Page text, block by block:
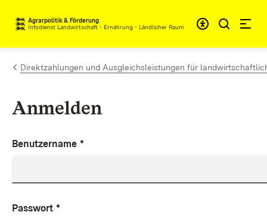
Zum Inhalt springen
Agrarpolitik & Förderung
Infodienst Landwirtschaft - Ernährung - Ländlicher Raum
Direktzahlungen und Ausgleichsleistungen für
Anmelden
Benutzername *
Passwort *